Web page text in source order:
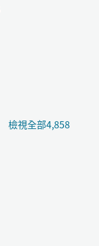
檢視全部4,858